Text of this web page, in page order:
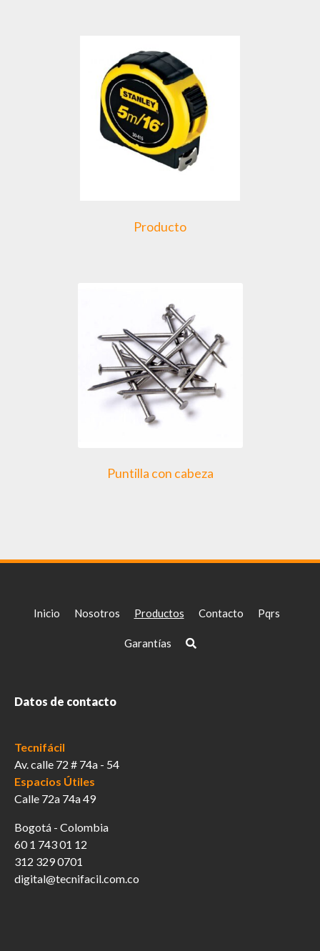
Producto
Puntilla con cabeza
Inicio Nosotros Productos Contacto Pqrs
Garantías
Datos de contacto
Tecnifácil
Av. calle 72 # 74a - 54
Espacios Útiles
Calle 72a 74a 49
Bogotá - Colombia
60 1 743 01 12
312 329 0701
digital@tecnifacil.com.co